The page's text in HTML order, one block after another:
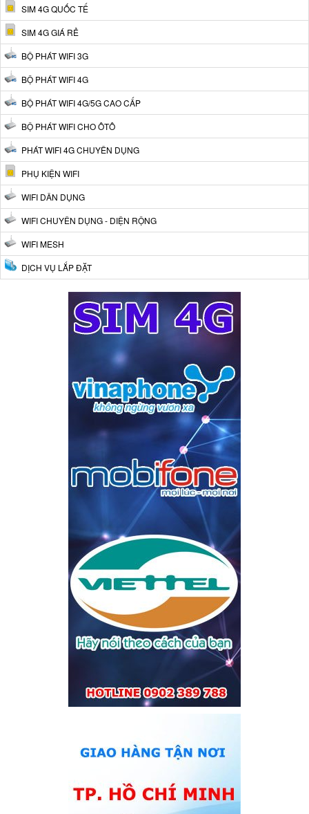
SIM 4G QUỐC TẾ
SIM 4G GIÁ RẺ
BỘ PHÁT WIFI 3G
BỘ PHÁT WIFI 4G
BỘ PHÁT WIFI 4G/5G CAO CẤP
BỘ PHÁT WIFI CHO ÔTÔ
PHÁT WIFI 4G CHUYÊN DỤNG
PHỤ KIỆN WIFI
WIFI DÂN DỤNG
WIFI CHUYÊN DỤNG - DIỆN RỘNG
WIFI MESH
DỊCH VỤ LẮP ĐẶT